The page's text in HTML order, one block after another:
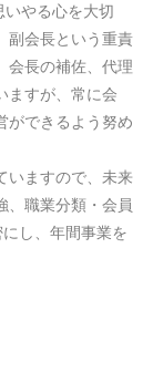
やる心を大切
副会長という重責
会長の補佐、代理
ますが、常に会
ができるよう努め
いますので、未来
、職業分類・会員
し、年間事業を